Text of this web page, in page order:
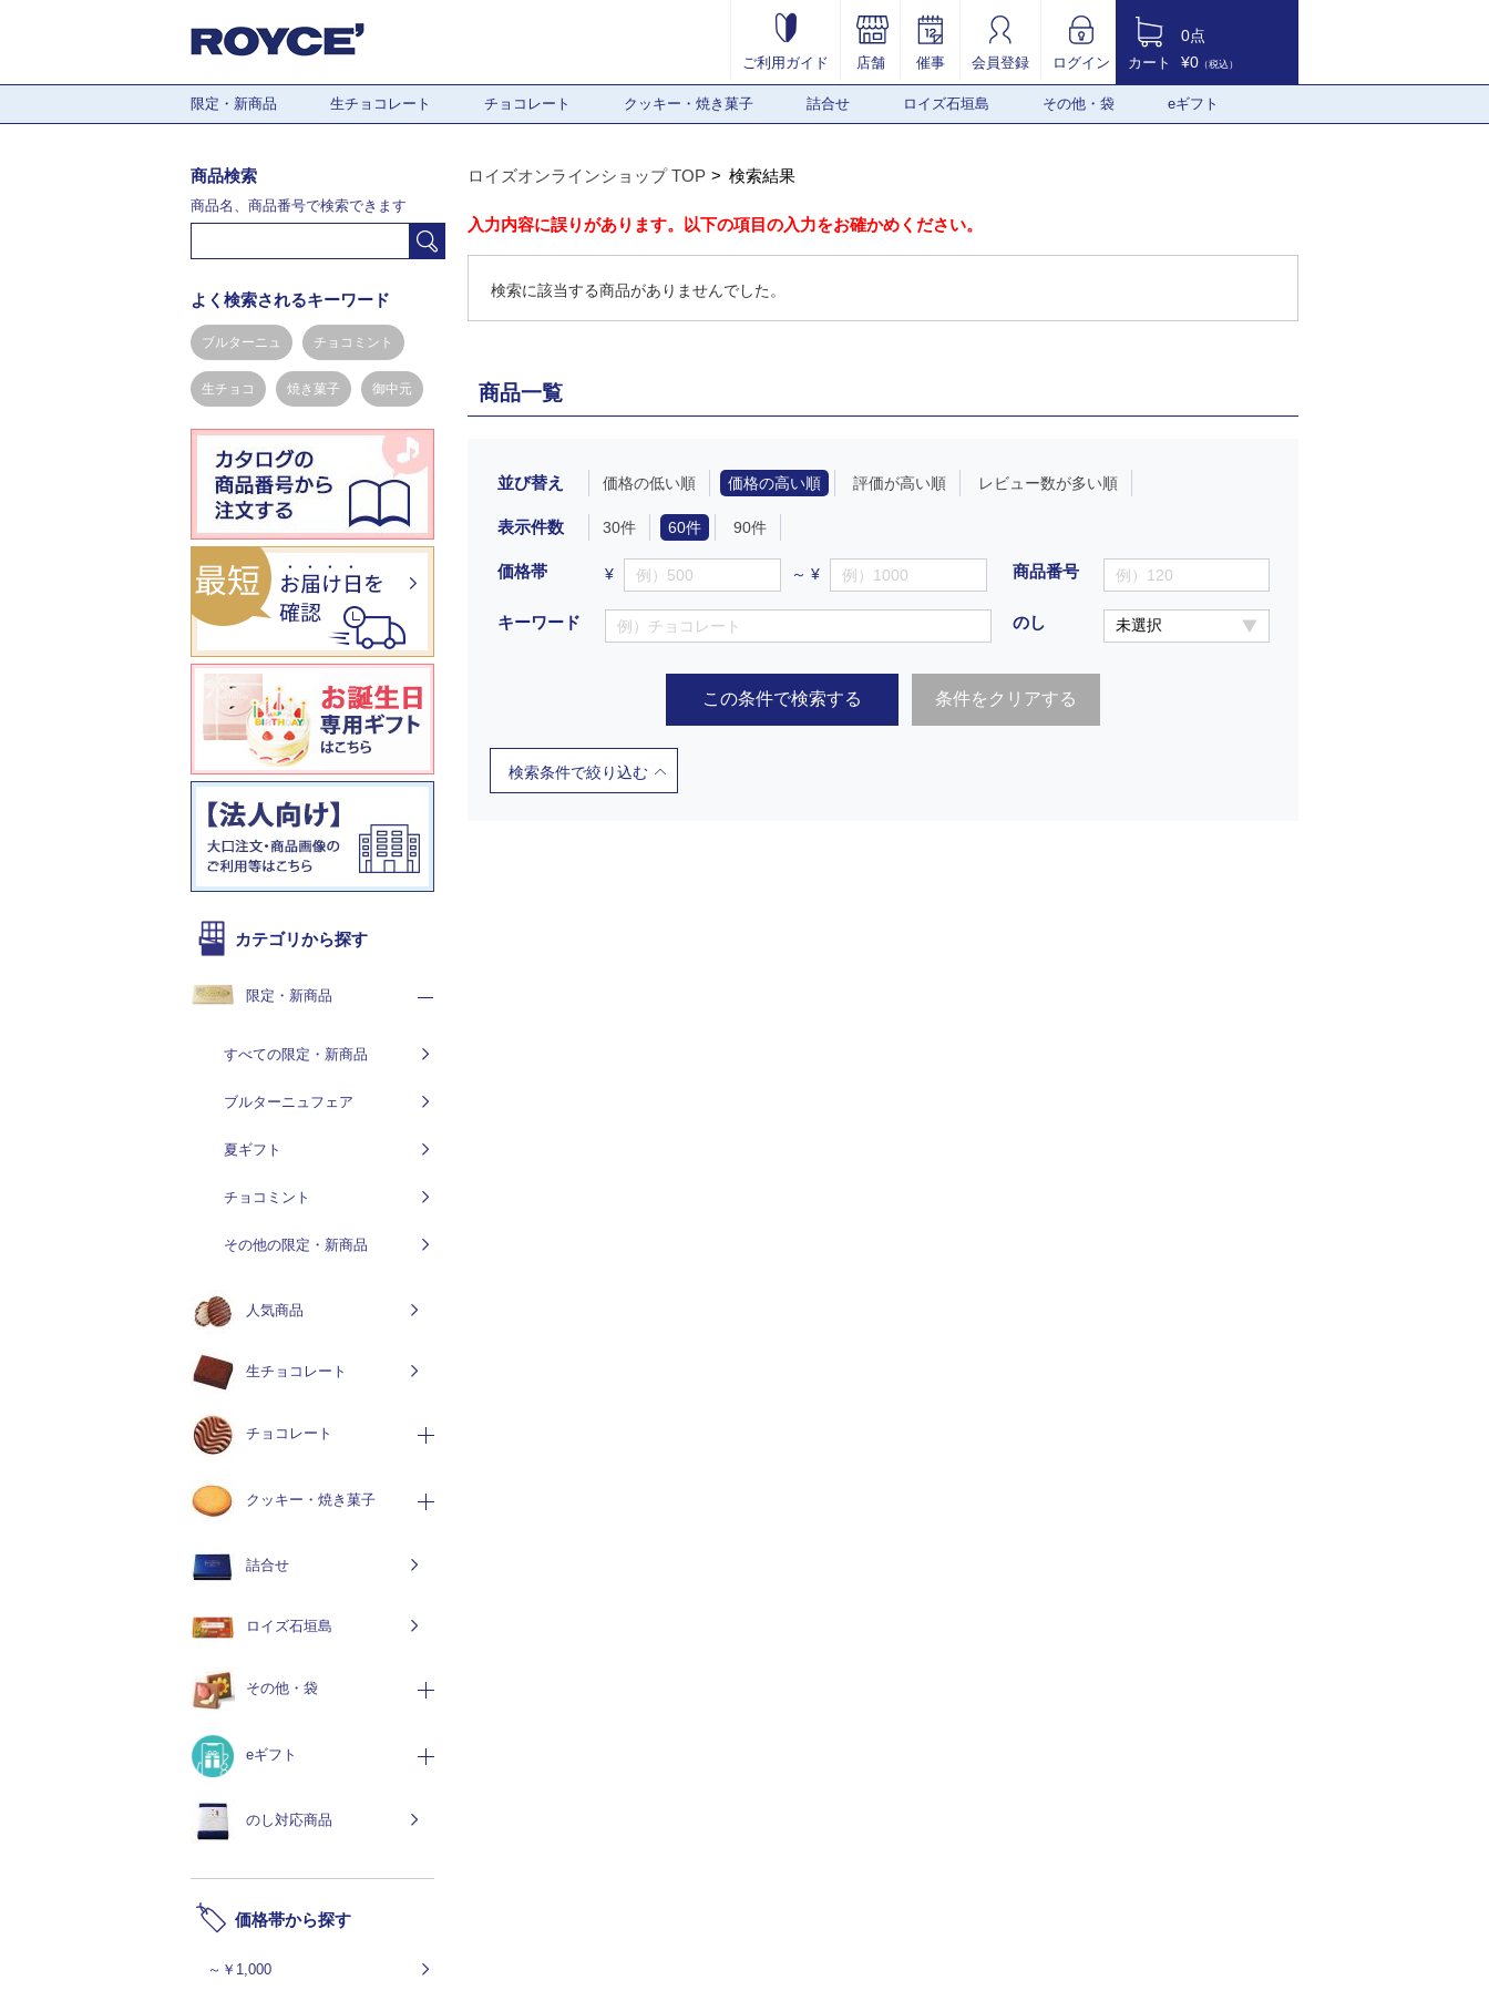
ご利用ガイド 店舗 催事 会員登録 ログイン カート
0点
¥0 （税込）
限定・新商品 生チョコレート チョコレート クッキー・焼き菓子 詰合せ ロイズ石垣島 その他・袋 eギフト
ロイズオンラインショップ TOP 検索結果
入力内容に誤りがあります。以下の項目の入力をお確かめください。
検索に該当する商品がありませんでした。
商品一覧
並び替え 価格の低い順 価格の高い順 評価が高い順 レビュー数が多い順
表示件数 30件 60件 90件
価格帯 ¥ ～ ¥
キーワード
商品番号
のし
この条件で検索する 条件をクリアする
検索条件で絞り込む
商品検索
商品名、商品番号で検索できます
よく検索されるキーワード
ブルターニュ チョコミント
生チョコ 焼き菓子 御中元
カテゴリから探す
限定・新商品
すべての限定・新商品
ブルターニュフェア
夏ギフト
チョコミント
その他の限定・新商品
人気商品
生チョコレート
チョコレート
クッキー・焼き菓子
詰合せ
ロイズ石垣島
その他・袋
eギフト
のし対応商品
価格帯から探す
～￥1,000